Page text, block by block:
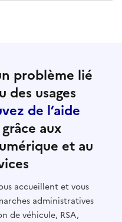
problème lié
des usages
de l’aide
grâce aux
et au
accueillent et vous
administratives
de véhicule, RSA,